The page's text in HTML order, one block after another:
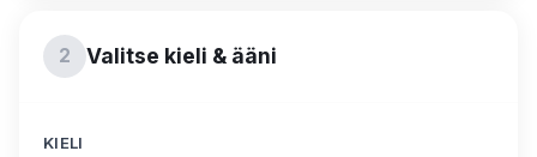
2 Valitse kieli & ääni
KIELI